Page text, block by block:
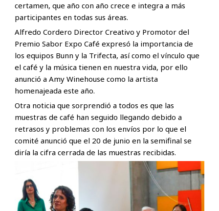
certamen, que año con año crece e integra a más
participantes en todas sus áreas.
Alfredo Cordero Director Creativo y Promotor del
Premio Sabor Expo Café expresó la importancia de
los equipos Bunn y la Trifecta, así como el vínculo que
el café y la música tienen en nuestra vida, por ello
anunció a Amy Winehouse como la artista
homenajeada este año.
Otra noticia que sorprendió a todos es que las
muestras de café han seguido llegando debido a
retrasos y problemas con los envíos por lo que el
comité anunció que el 20 de junio en la semifinal se
diría la cifra cerrada de las muestras recibidas.